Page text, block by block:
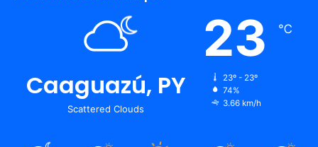
Caaguazú, PY
Scattered Clouds
23 ℃
23º - 23º
74%
3.66 km/h